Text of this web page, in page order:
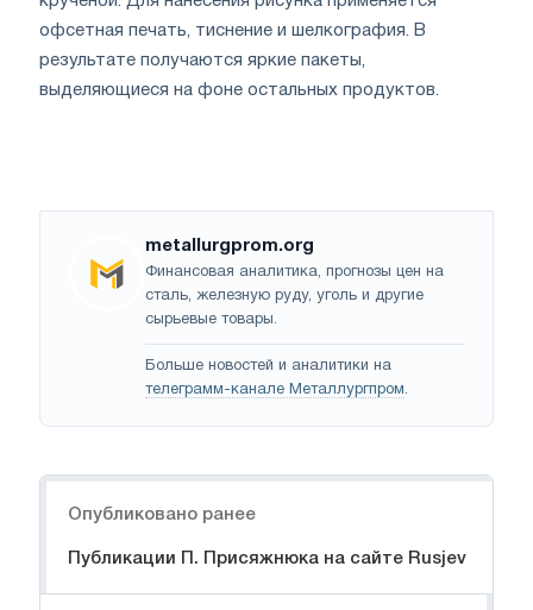
офсетная печать, тиснение и шелкография. В
результате получаются яркие пакеты,
выделяющиеся на фоне остальных продуктов.
metallurgprom.org
Финансовая аналитика, прогнозы цен на
сталь, железную руду, уголь и другие
сырьевые товары.
Больше новостей и аналитики на
телеграмм-канале Металлургпром.
Опубликовано ранее
Публикации П. Присяжнюка на сайте Rusjev